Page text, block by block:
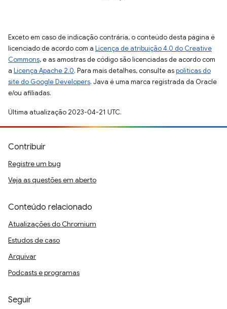
Exceto em caso de indicação contrária, o conteúdo desta página é
licenciado de acordo com a Licença de atribuição 4.0 do Creative
Commons, e as amostras de código são licenciadas de acordo com
a Licença Apache 2.0. Para mais detalhes, consulte aspolíticas do
site do Google Developers. Java é uma marca registrada da Oracle
e/ou afiliadas.
Última atualização 2023-04-21 UTC.
Contribuir
Registre um bug
Veja as questões em aberto
Conteúdo relacionado
Atualizações do Chromium
Estudos de caso
Arquivar
Podcasts e programas
Seguir